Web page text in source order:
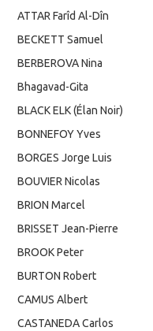
ATTAR Farîd Al-Dîn
BECKETT Samuel
BERBEROVA Nina
Bhagavad-Gita
BLACK ELK (Élan Noir)
BONNEFOY Yves
BORGES Jorge Luis
BOUVIER Nicolas
BRION Marcel
BRISSET Jean-Pierre
BROOK Peter
BURTON Robert
CAMUS Albert
CASTANEDA Carlos